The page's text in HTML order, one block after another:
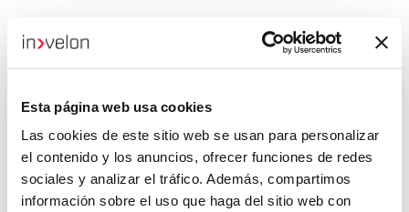
Esta página web usa cookies
Las cookies de este sitio web se usan para personalizar
el contenido y los anuncios, ofrecer funciones de redes
sociales y analizar el tráfico. Además, compartimos
información sobre el uso que haga del sitio web con